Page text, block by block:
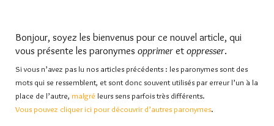
Bonjour, soyez les bienvenus pour ce nouvel article, qui
vous présente les paronymes opprimer et oppresser.
Si vous n’avez pas lu nos articles précédents : les paronymes sont des
mots qui se ressemblent, et sont donc souvent utilisés par erreur l’un à la
place de l’autre, malgré leurs sens parfois très différents.
Vous pouvez cliquer ici pour découvrir d’autres paronymes.